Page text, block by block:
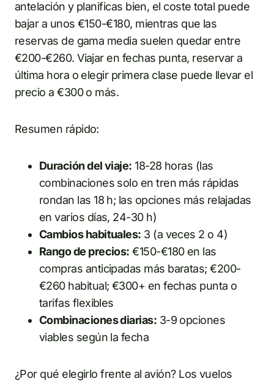
antelación y planificas bien, el coste total puede
bajar a unos €150-€180, mientras que las
reservas de gama media suelen quedar entre
€200-€260. Viajar en fechas punta, reservar a
última hora o elegir primera clase puede llevar el
precio a €300 o más.
Resumen rápido:
Duración del viaje: 18-28 horas (las
combinaciones solo en tren más rápidas
rondan las 18 h; las opciones más relajadas
en varios días, 24-30 h)
Cambios habituales: 3 (a veces 2 o 4)
Rango de precios: €150-€180 en las
compras anticipadas más baratas; €200-
€260 habitual; €300+ en fechas punta o
tarifas flexibles
Combinaciones diarias: 3-9 opciones
viables según la fecha
¿Por qué elegirlo frente al avión? Los vuelos